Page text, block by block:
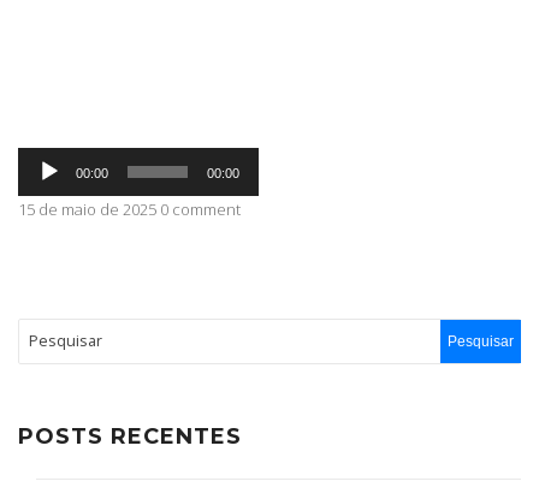
CONTATO
Tocador
áudio
00:00 00:00
15 de maio de 2025 0 comment
POSTS RECENTES